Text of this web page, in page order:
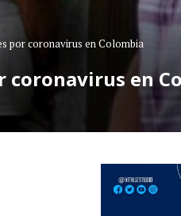
por coronavirus en Colombia
coronavirus en